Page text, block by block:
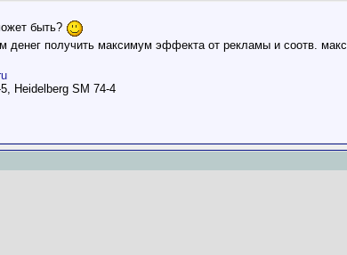
быть?
денег получить максимум эффекта от рекламы и соотв.
Heidelberg SM 74-4